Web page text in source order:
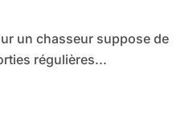
régulières...